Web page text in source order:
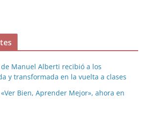
de Manuel Alberti recibió a los
y transformada en la vuelta a clases
Bien, Aprender Mejor», ahora en